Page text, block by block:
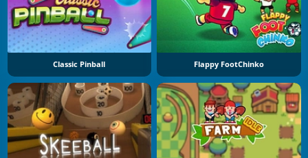
Classic Pinball Flappy FootChinko